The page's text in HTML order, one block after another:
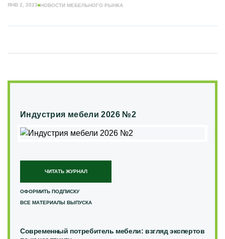
ЯНВ 2, 2023 НОВОСТИ МЕБЕЛЬНОГО РЫНКА
Индустрия мебели 2026 №2
ЧИТАТЬ ЖУРНАЛ
ОФОРМИТЬ ПОДПИСКУ
ВСЕ МАТЕРИАЛЫ ВЫПУСКА
Современный потребитель мебели: взгляд экспертов